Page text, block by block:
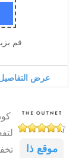
قم
عرض
موقع ذا